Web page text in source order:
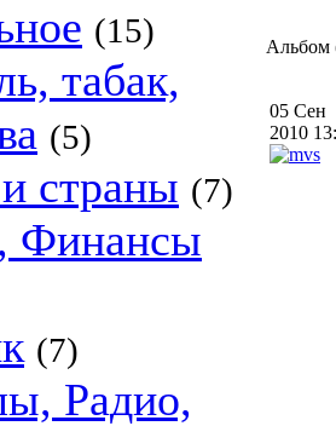
(15)
табак,
(5)
страны (7)
Финансы
(7)
Радио,
Альбом
05 Сен
2010